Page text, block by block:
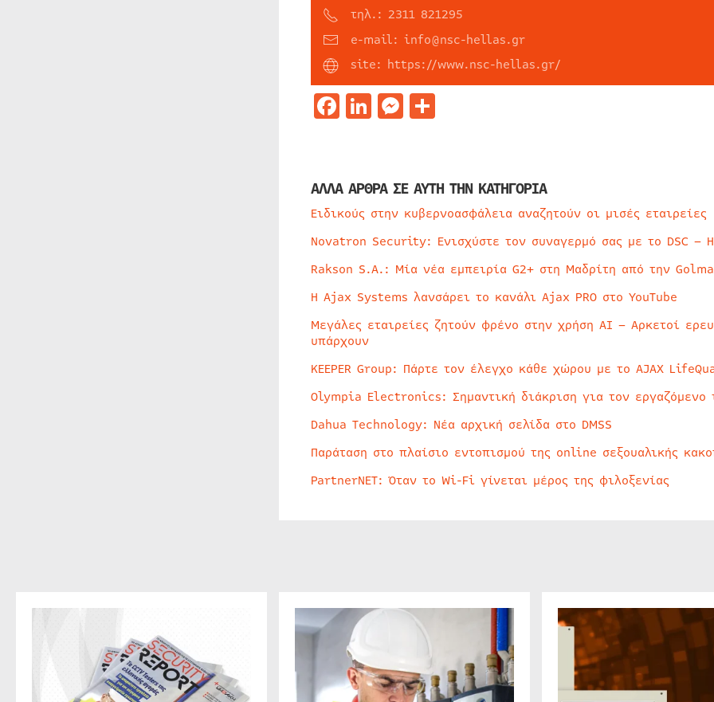
τηλ.: 2311 821295
e-mail: info@nsc-hellas.gr
site: https://www.nsc-hellas.gr/
Facebook
LinkedIn
Messenger
Μοιραστείτε
ΑΛΛΑ ΑΡΘΡΑ ΣΕ ΑΥΤΗ ΤΗΝ ΚΑΤΗΓΟΡΙΑ
Ειδικούς στην κυβερνοασφάλεια αναζητούν οι μισές εταιρείες
Novatron Security: Ενισχύστε τον συναγερμό σας με το DSC –
Rakson S.A.: Μία νέα εμπειρία G2+ στη Μαδρίτη από την
Η Ajax Systems λανσάρει το κανάλι Ajax PRO στο YouTube
Μεγάλες εταιρείες ζητούν φρένο στην χρήση AI – Αρκετοί
υπάρχουν
KEEPER Group: Πάρτε τον έλεγχο κάθε χώρου με το AJAX
Olympia Electronics: Σημαντική διάκριση για τον εργαζόμενο
Dahua Technology: Νέα αρχική σελίδα στο DMSS
Παράταση στο πλαίσιο εντοπισμού της online σεξουαλικής
PartnerNET: Όταν το Wi-Fi γίνεται μέρος της φιλοξενίας